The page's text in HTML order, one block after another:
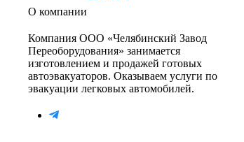
О компании
Компания ООО «Челябинский Завод
Переоборудования» занимается
изготовлением и продажей готовых
автоэвакуаторов. Оказываем услуги по
эвакуации легковых автомобилей.